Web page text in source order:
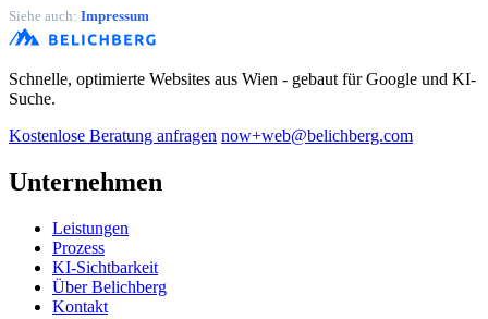
Siehe auch: Impressum
Schnelle, optimierte Websites aus Wien - gebaut für Google und KI-
Suche.
Kostenlose Beratung anfragen now+web@belichberg.com
Unternehmen
Leistungen
Prozess
KI-Sichtbarkeit
Über Belichberg
Kontakt